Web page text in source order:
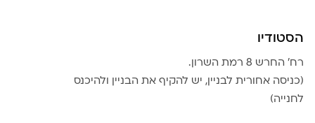
הסטודיו
רח׳ החרש 8 רמת השרון.
(כניסה אחורית לבניין, יש להקיף את הבניין ולהיכנס
לחנייה)